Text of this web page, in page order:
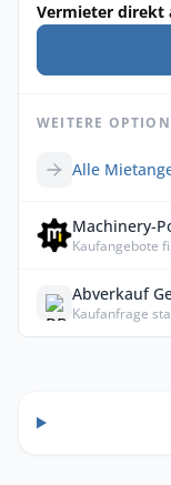
Vermieter direkt
WEITERE
Alle
Machinery-
Kaufangebote
Abverkauf
Kaufanfrage